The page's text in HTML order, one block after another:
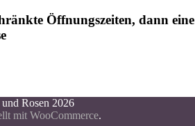
Öffnungszeiten, dann eine
Rosen 2026
mit WooCommerce.